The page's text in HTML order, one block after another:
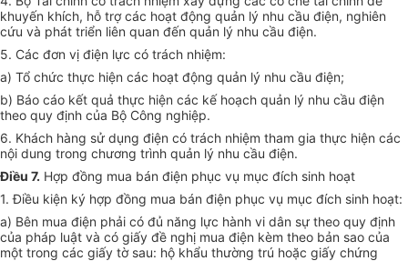
khuyến khích, hỗ trợ các hoạt động quản lý nhu cầu điện, nghiên
cứu và phát triển liên quan đến quản lý nhu cầu điện.
5. Các đơn vị điện lực có trách nhiệm:
a) Tổ chức thực hiện các hoạt động quản lý nhu cầu điện;
b) Báo cáo kết quả thực hiện các kế hoạch quản lý nhu cầu điện
theo quy định của Bộ Công nghiệp.
6. Khách hàng sử dụng điện có trách nhiệm tham gia thực hiện các
nội dung trong chương trình quản lý nhu cầu điện.
Điều 7. Hợp đồng mua bán điện phục vụ mục đích sinh hoạt
1. Điều kiện ký hợp đồng mua bán điện phục vụ mục đích sinh hoạt:
a) Bên mua điện phải có đủ năng lực hành vi dân sự theo quy định
của pháp luật và có giấy đề nghị mua điện kèm theo bản sao của
một trong các giấy tờ sau: hộ khẩu thường trú hoặc giấy chứng